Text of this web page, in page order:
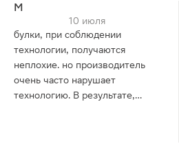
М
10 июля
булки, при соблюдении
технологии, получаются
неплохие. но производитель
очень часто нарушает
технологию. В результате,